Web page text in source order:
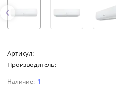
Артикул:
Производитель:
1